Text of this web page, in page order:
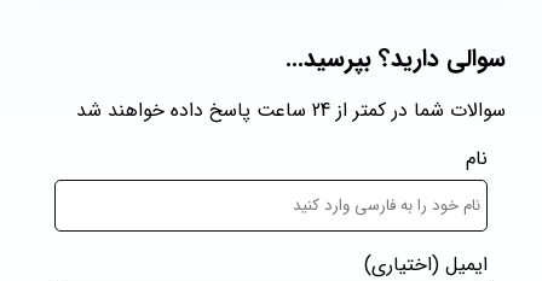
سوالی دارید؟ بپرسید...
سوالات شما در کمتر از 24 ساعت پاسخ داده خواهند شد
نام
ایمیل (اختیاری)